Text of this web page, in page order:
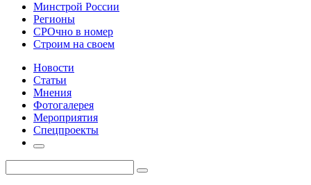
Минстрой России
Регионы
СРОчно в номер
Строим на своем
Новости
Статьи
Мнения
Фотогалерея
Мероприятия
Спецпроекты